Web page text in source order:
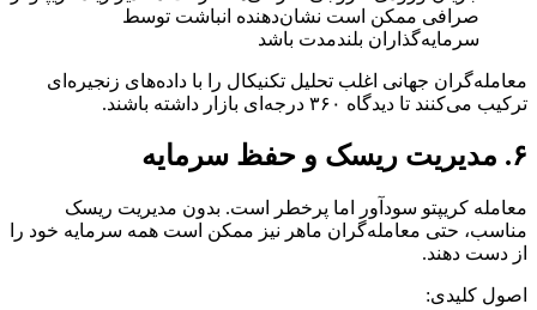
صرافی ممکن است نشان‌دهنده انباشت توسط
سرمایه‌گذاران بلندمدت باشد
معامله‌گران جهانی اغلب تحلیل تکنیکال را با داده‌های زنجیره‌ای
ترکیب می‌کنند تا دیدگاه ۳۶۰ درجه‌ای بازار داشته باشند.
۶. مدیریت ریسک و حفظ سرمایه
معامله کریپتو سودآور اما پرخطر است. بدون مدیریت ریسک
مناسب، حتی معامله‌گران ماهر نیز ممکن است همه سرمایه خود را
از دست دهند.
اصول کلیدی: